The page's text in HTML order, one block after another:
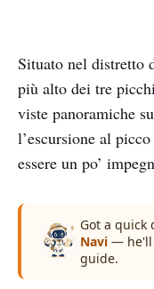
Situato nel
più alto dei tre
viste panoramiche
l’escursione al
essere un po’
Got a quick
Navi — he'll
guide.